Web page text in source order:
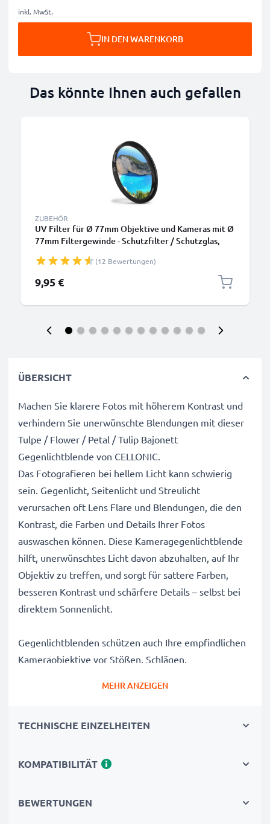
inkl. MwSt.
IN DEN WARENKORB
Das könnte Ihnen auch gefallen
ZUBEHÖR
UV Filter für Ø 77mm Objektive und Kameras mit Ø
77mm Filtergewinde - Schutzfilter / Schutzglas,
(12 Bewertungen)
9,95 €
ÜBERSICHT
Machen Sie klarere Fotos mit höherem Kontrast und
verhindern Sie unerwünschte Blendungen mit dieser
Tulpe / Flower / Petal / Tulip Bajonett
Gegenlichtblende von CELLONIC.
Das Fotografieren bei hellem Licht kann schwierig
sein. Gegenlicht, Seitenlicht und Streulicht
verursachen oft Lens Flare und Blendungen, die den
Kontrast, die Farben und Details Ihrer Fotos
auswaschen können. Diese Kameragegenlichtblende
hilft, unerwünschtes Licht davon abzuhalten, auf Ihr
Objektiv zu treffen, und sorgt für sattere Farben,
besseren Kontrast und schärfere Details – selbst bei
direktem Sonnenlicht.
Gegenlichtblenden schützen auch Ihre empfindlichen
Kameraobjektive vor Stößen, Schlägen,
Bajonett Gegenlichtblende von CELLONIC wählen?
MEHR ANZEIGEN
TECHNISCHE EINZELHEITEN
KOMPATIBILITÄT
BEWERTUNGEN